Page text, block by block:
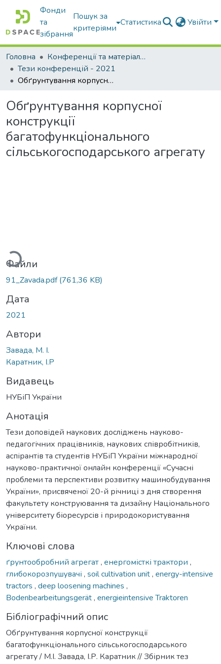
Фонди
та
зібрання
Пошук за
критеріями
Статистика Увійти
Головна
Конференції та матеріали конференцій
Тези конференцій - 2021
Обґрунтування корпусної конструкції багатофункціонального сільськогосподарського агрегату
Обґрунтування корпусної
конструкції
багатофункціонального
сільськогосподарського агрегату
Файли
91_Zavada.pdf(761,36 KB)
Дата
2021
Автори
Завада, М. І.
Каратник, І.Р
Видавець
НУБіП України
Анотація
Тези доповідей наукових досліджень науково-
педагогічних працівників, наукових співробітників,
аспірантів та студентів НУБіП України міжнародної
науково-практичної онлайн конференції «Сучасні
проблеми та перспективи розвитку машинобудування
України», присвяченої 20-й річниці з дня створення
факультету конструювання та дизайну Національного
університету біоресурсів і природокористування
України.
Ключові слова
ґрунтообробний агрегат, енергомісткі трактори ,
глибокорозпушувачі , soil cultivation unit, energy-intensive
tractors , deep loosening machines ,
Bodenbearbeitungsgerät, energieintensive Traktoren
Бібліографічний опис
Обґрунтування корпусної конструкції
багатофункціонального сільськогосподарського
агрегату / М.І. Завада, І.Р. Каратник // Збірник тез